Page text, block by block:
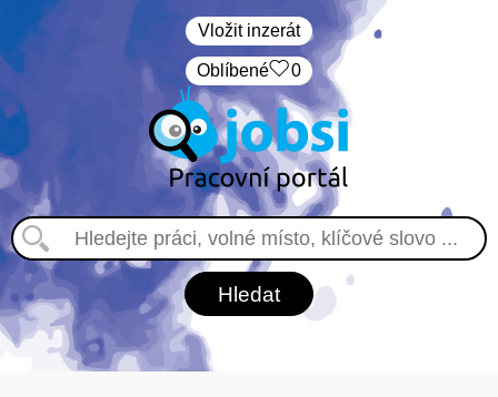
Vložit inzerát
Oblíbené 0